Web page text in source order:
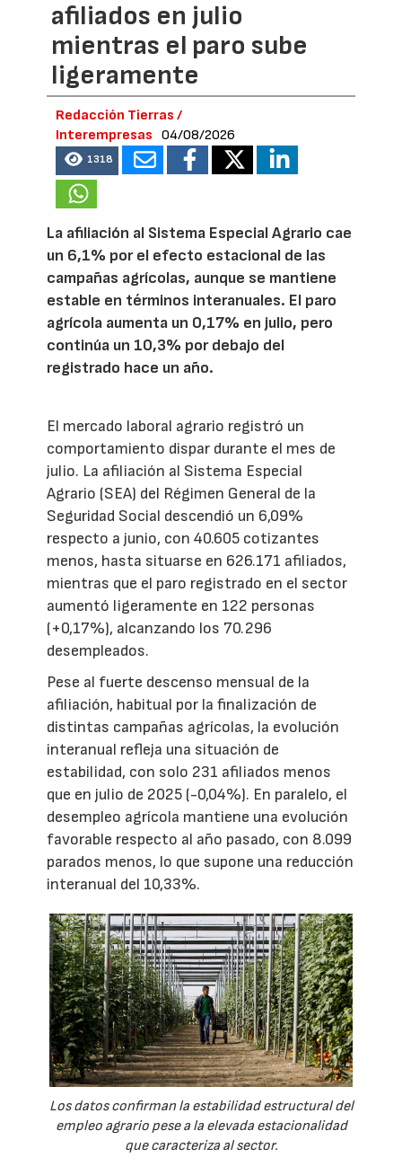
afiliados en julio
mientras el paro sube
ligeramente
Redacción Tierras /
Interempresas
04/08/2026
1318
La afiliación al Sistema Especial Agrario cae
un 6,1% por el efecto estacional de las
campañas agrícolas, aunque se mantiene
estable en términos interanuales. El paro
agrícola aumenta un 0,17% en julio, pero
continúa un 10,3% por debajo del
registrado hace un año.
El mercado laboral agrario registró un
comportamiento dispar durante el mes de
julio. La afiliación al Sistema Especial
Agrario (SEA) del Régimen General de la
Seguridad Social descendió un 6,09%
respecto a junio, con 40.605 cotizantes
menos, hasta situarse en 626.171 afiliados,
mientras que el paro registrado en el sector
aumentó ligeramente en 122 personas
(+0,17%), alcanzando los 70.296
desempleados.
Pese al fuerte descenso mensual de la
afiliación, habitual por la finalización de
distintas campañas agrícolas, la evolución
interanual refleja una situación de
estabilidad, con solo 231 afiliados menos
que en julio de 2025 (-0,04%). En paralelo, el
desempleo agrícola mantiene una evolución
favorable respecto al año pasado, con 8.099
parados menos, lo que supone una reducción
interanual del 10,33%.
Los datos confirman la estabilidad estructural del
empleo agrario pese a la elevada estacionalidad
que caracteriza al sector.